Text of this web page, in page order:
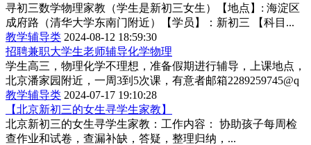
寻初三数学物理家教（学生是新初三女生）【地点】: 海淀区
成府路（清华大学东南门附近）【学员】：新初三 【科目...
教学辅导类 2024-08-12 18:59:30
招聘兼职大学生老师辅导化学物理
学生高三，物理化学不理想，准备假期进行辅导，上课地点，
北京潘家园附近，一周3到5次课，有意者邮箱2289259745@q
教学辅导类 2024-07-17 19:10:28
【北京新初三的女生寻学生家教】
北京新初三的女生寻学生家教：工作内容： 协助孩子每周检
查作业和试卷，查漏补缺，答疑，整理归纳，...